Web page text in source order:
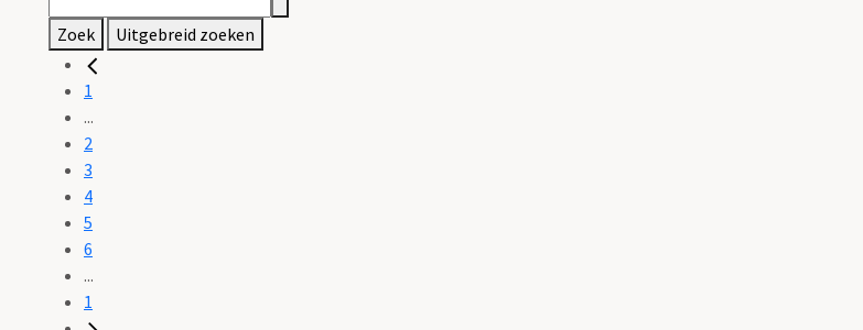
Zoek Uitgebreid zoeken
1
...
2
3
4
5
6
...
1